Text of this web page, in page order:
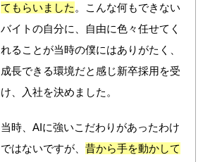
てもらいました 。こんな何もできない
バイトの自分に、自由に色々任せてく
れることが当時の僕にはありがたく、
成長できる環境だと感じ新卒採用を受
け、入社を決めました。
当時、AIに強いこだわりがあったわけ
ではないですが、 昔から手を動かして